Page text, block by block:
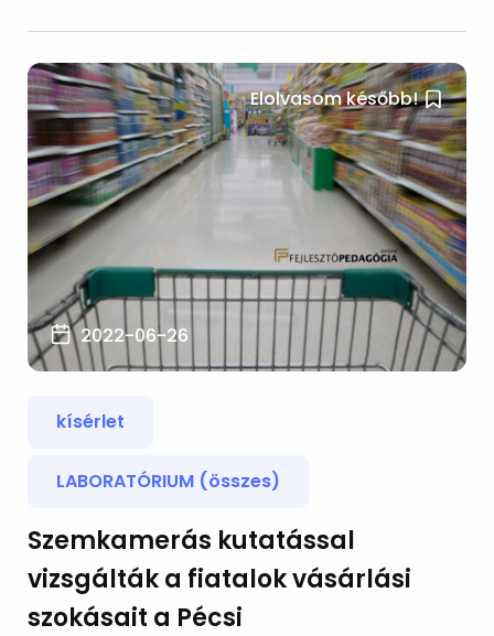
Elolvasom később!
2022-06-26
kísérlet
LABORATÓRIUM (összes)
Szemkamerás kutatással
vizsgálták a fiatalok vásárlási
szokásait a Pécsi